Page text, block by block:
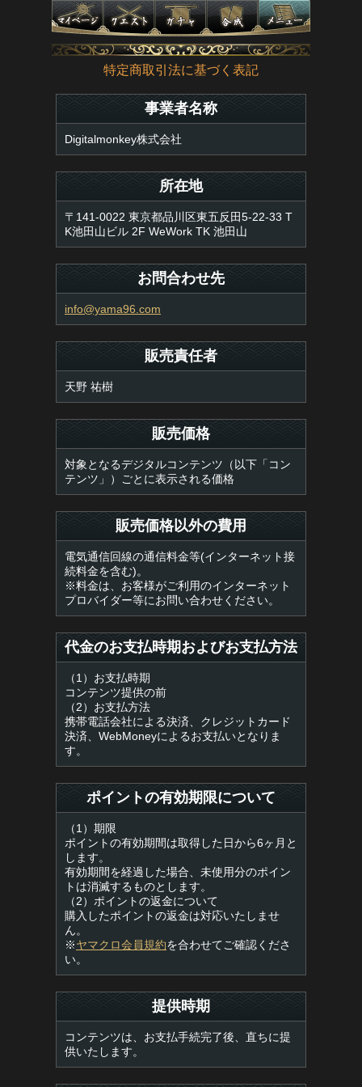
特定商取引法に基づく表記
事業者名称
Digitalmonkey株式会社
所在地
〒141-0022 東京都品川区東五反田5-22-33 T
K池田山ビル 2F WeWork TK 池田山
お問合わせ先
info@yama96.com
販売責任者
天野 祐樹
販売価格
対象となるデジタルコンテンツ（以下「コン
テンツ」）ごとに表示される価格
販売価格以外の費用
電気通信回線の通信料金等(インターネット接
続料金を含む)。
※料金は、お客様がご利用のインターネット
プロバイダー等にお問い合わせください。
代金のお支払時期およびお支払方法
（1）お支払時期
コンテンツ提供の前
（2）お支払方法
携帯電話会社による決済、クレジットカード
決済、WebMoneyによるお支払いとなりま
す。
ポイントの有効期限について
（1）期限
ポイントの有効期間は取得した日から6ヶ月と
します。
有効期間を経過した場合、未使用分のポイン
トは消滅するものとします。
（2）ポイントの返金について
購入したポイントの返金は対応いたしませ
ん。
※ヤマクロ会員規約を合わせてご確認くださ
い。
提供時期
コンテンツは、お支払手続完了後、直ちに提
供いたします。